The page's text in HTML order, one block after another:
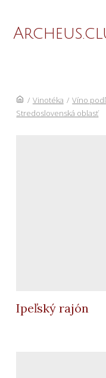
/ Vinotéka / Víno
Stredoslovenská oblasť
Ipeľský rajón